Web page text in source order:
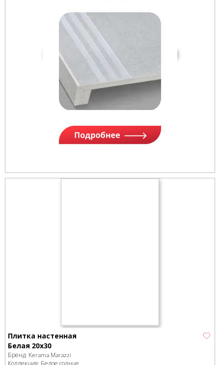
Плитка настенная
Белая 20x30
Бренд: Kerama Marazzi
Коллекция: Белое солнце